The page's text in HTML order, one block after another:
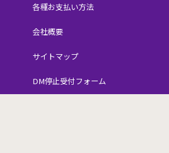
各種お支払い方法
会社概要
サイトマップ
DM停止受付フォーム